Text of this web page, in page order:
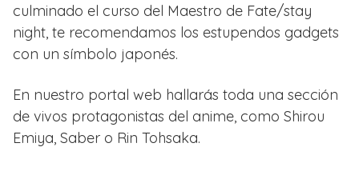
culminado el curso del Maestro de Fate/stay
night, te recomendamos los estupendos gadgets
con un símbolo japonés.
En nuestro portal web hallarás toda una sección
de vivos protagonistas del anime, como Shirou
Emiya, Saber o Rin Tohsaka.